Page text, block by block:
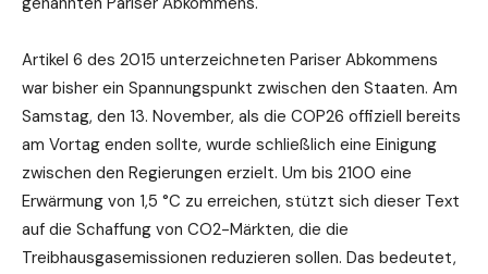
Artikel 6 des 2015 unterzeichneten Pariser Abkommens
war bisher ein Spannungspunkt zwischen den Staaten. Am
Samstag, den 13. November, als die COP26 offiziell bereits
am Vortag enden sollte, wurde schließlich eine Einigung
zwischen den Regierungen erzielt. Um bis 2100 eine
Erwärmung von 1,5 °C zu erreichen, stützt sich dieser Text
auf die Schaffung von CO2-Märkten, die die
Treibhausgasemissionen reduzieren sollen. Das bedeutet,